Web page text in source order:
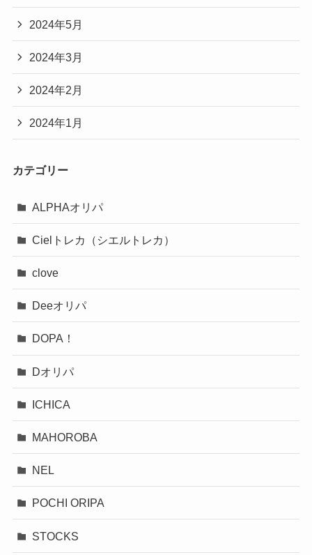
2024年5月
2024年3月
2024年2月
2024年1月
カテゴリー
ALPHAオリパ
Cielトレカ（シエルトレカ）
clove
Deeオリパ
DOPA！
Dオリパ
ICHICA
MAHOROBA
NEL
POCHI ORIPA
STOCKS